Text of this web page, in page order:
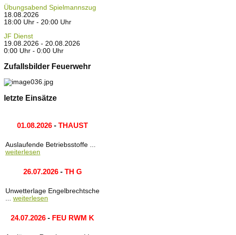
Übungsabend Spielmannszug
18.08.2026
18:00 Uhr - 20:00 Uhr
JF Dienst
19.08.2026 - 20.08.2026
0:00 Uhr - 0:00 Uhr
Zufallsbilder Feuerwehr
letzte Einsätze
01.08.2026 - THAUST
Auslaufende Betriebsstoffe ...
weiterlesen
26.07.2026- TH G
Unwetterlage Engelbrechtsche
... weiterlesen
24.07.2026 - FEU RWM K